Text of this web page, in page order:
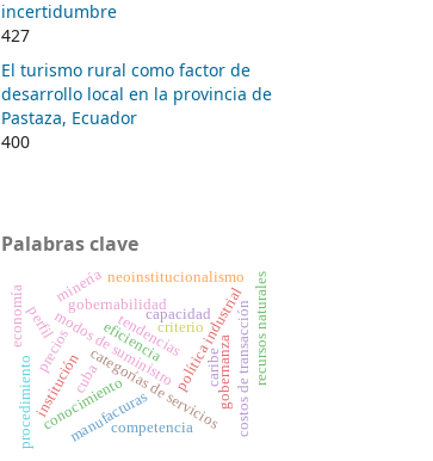
incertidumbre
427
El turismo rural como factor de
desarrollo local en la provincia de
Pastaza, Ecuador
400
Palabras clave
categorías de servicios
modos de suministro
tendencias
manufacturas
política industrial
capacidad
conocimientocompetencia costos de transacción
gobernabilidad
gobernanza
institución
neoinstitucionalismo
precios eficiencia
perfil
procedimiento caribe
minería recursos naturales
criterio
economía
cuba